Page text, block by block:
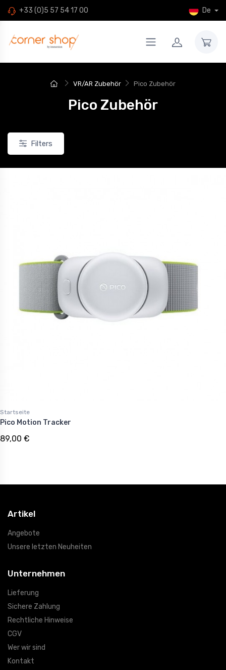
+33 (0)5 57 54 17 00 De
VR/AR Zubehör Pico Zubehör
Pico Zubehör
Filters
Startseite
Pico Motion Tracker
89,00 €
Artikel
Angebote
Unsere letzten Neuheiten
Unternehmen
Lieferung
Sichere Zahlung
Rechtliche Hinweise
CGV
Wer wir sind
Kontakt